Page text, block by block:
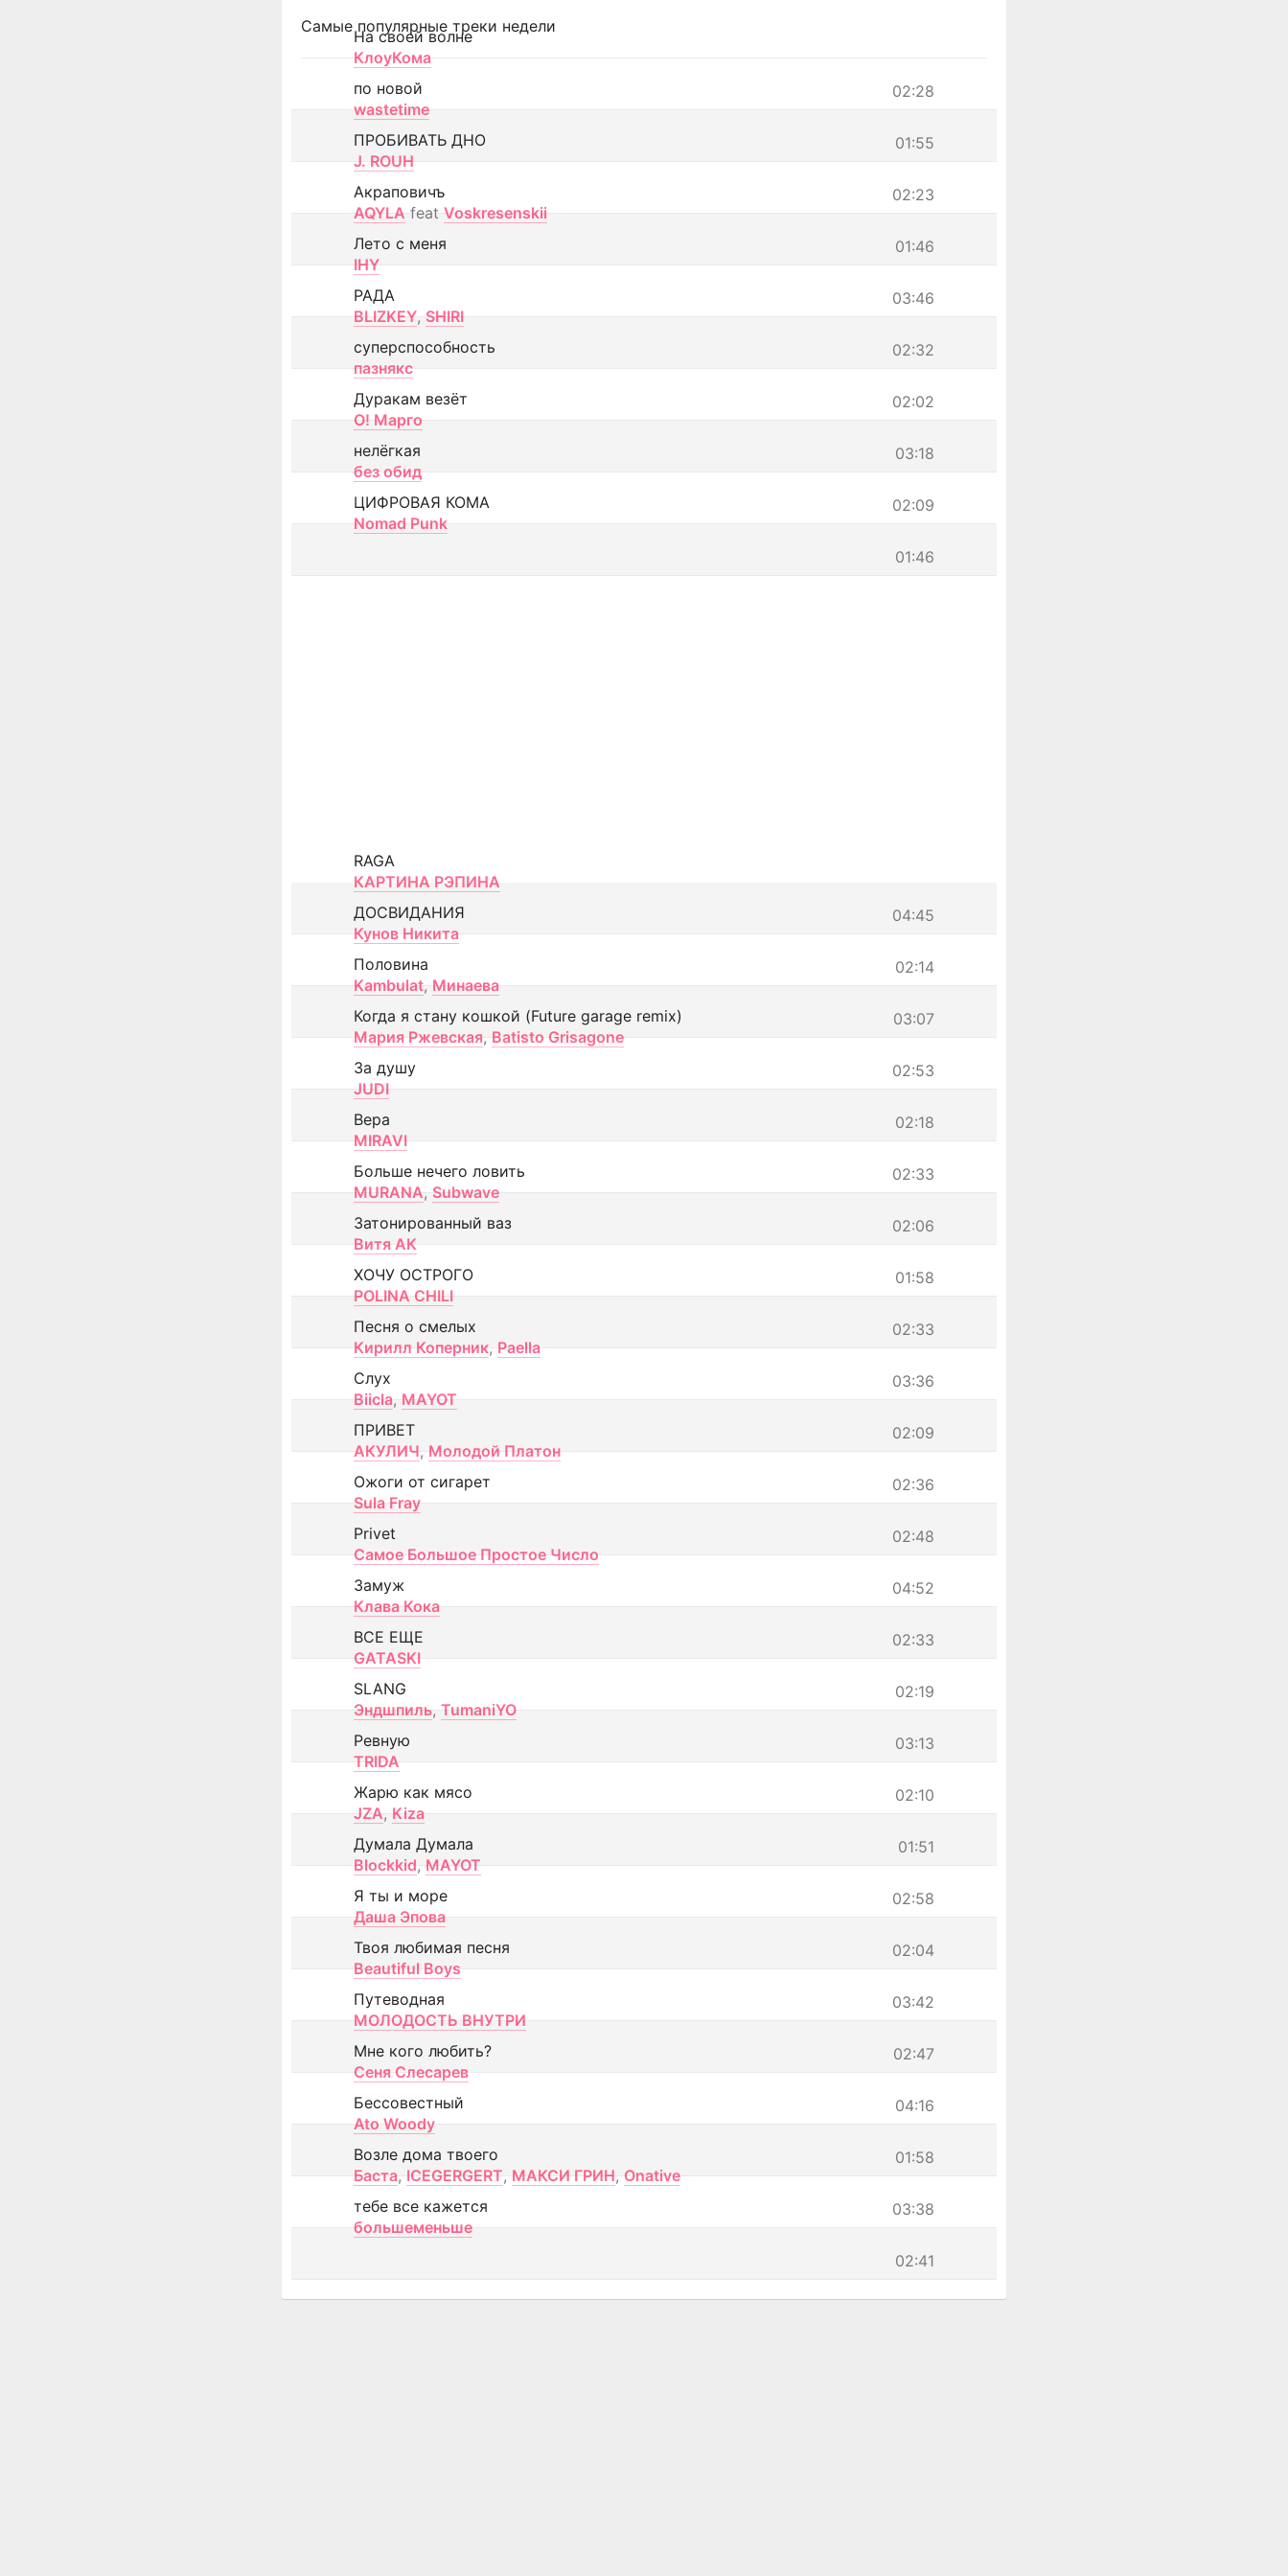
Самые популярные треки недели
На своей волне
КлоуКома
02:28
по новой
wastetime
01:55
ПРОБИВАТЬ ДНО
J. ROUH
02:23
Акраповичъ
AQYLA feat Voskresenskii
01:46
Лето с меня
IHY
03:46
РАДА
BLIZKEY, SHIRI
02:32
суперспособность
пазнякс
02:02
Дуракам везёт
О! Марго
03:18
нелёгкая
без обид
02:09
ЦИФРОВАЯ КОМА
Nomad Punk
01:46
RAGA
КАРТИНА РЭПИНА
04:45
ДОСВИДАНИЯ
Кунов Никита
02:14
Половина
Kambulat, Минаева
03:07
Когда я стану кошкой (Future garage remix)
Мария Ржевская, Batisto Grisagone
02:53
За душу
JUDI
02:18
Вера
MIRAVI
02:33
Больше нечего ловить
MURANA, Subwave
02:06
Затонированный ваз
Витя АК
01:58
ХОЧУ ОСТРОГО
POLINA CHILI
02:33
Песня о смелых
Кирилл Коперник, Paella
03:36
Слух
Biicla, MAYOT
02:09
ПРИВЕТ
АКУЛИЧ, Молодой Платон
02:36
Ожоги от сигарет
Sula Fray
02:48
Privet
Самое Большое Простое Число
04:52
Замуж
Клава Кока
02:33
ВСЕ ЕЩЕ
GATASKI
02:19
SLANG
Эндшпиль, TumaniYO
03:13
Ревную
TRIDA
02:10
Жарю как мясо
JZA, Kiza
01:51
Думала Думала
Blockkid, MAYOT
02:58
Я ты и море
Даша Эпова
02:04
Твоя любимая песня
Beautiful Boys
03:42
Путеводная
МОЛОДОСТЬ ВНУТРИ
02:47
Мне кого любить?
Сеня Слесарев
04:16
Бессовестный
Ato Woody
01:58
Возле дома твоего
Баста, ICEGERGERT, МАКСИ ГРИН, Onative
03:38
тебе все кажется
большеменьше
02:41